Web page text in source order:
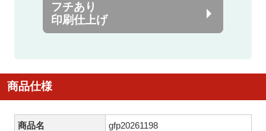
フチあり
印刷仕上げ
商品仕様
商品名 gfp20261198